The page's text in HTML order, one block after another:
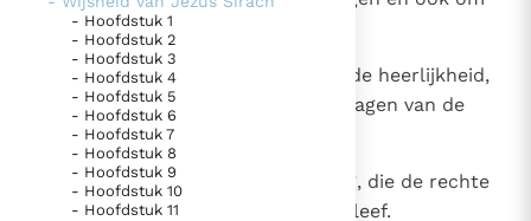
Katholieke Kerk in het Nederlands beschikbaar
en is volledig afhankelijk van donaties.
Ik help mee!
- Hoofdstuk 1
- Hoofdstuk 2
- Hoofdstuk 3
- Hoofdstuk 4
- Hoofdstuk 5
- Hoofdstuk 6
- Hoofdstuk 7
- Hoofdstuk 8
- Hoofdstuk 9
- Hoofdstuk 10
- Hoofdstuk 11
op te bouwen en te planten.
Ezechiël, hij zag een visioen van de heerlijkheid,
die de Heer hem toonde op de wagen van de
kerubs.
Ook bracht hij Job in herinnering, die de rechte
wegen tot het einde toe trouw bleef.